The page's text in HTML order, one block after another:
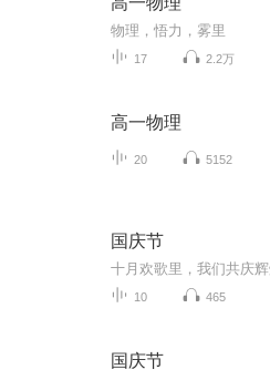
物理，悟力，雾里
17 2.2万
高一物理
20 5152
国庆节
10 465
国庆节